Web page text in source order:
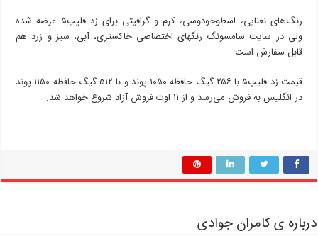
رنگ‌های نعنایی، اسطوخودوسی، کرم و گرافیتی برای زد فلیپ۵ عرضه شده
ولی در سایت سامسونگ رنگهای اختصاصی خاکستری، آبی، سبز و زرد هم
قابل سفارش است.
قیمت زد فلیپ۵ با ۲۵۶ گیگ حافظه ۱۰۵۰ پوند و با ۵۱۲ گیگ حافظه ۱۱۵۰ پوند
در انگلیس به فروش می‌رسد و از ۱۱ اوت فروش آزاد شروع خواهد شد.
درباره ی کامران جوادی